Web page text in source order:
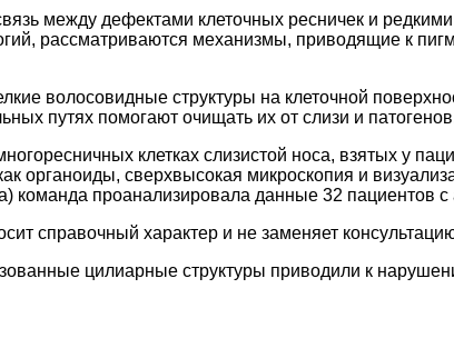
между дефектами клеточных ресничек и
рассматриваются механизмы, приводящие к
волосовидные структуры на клеточной
путях помогают очищать их от слизи и
клетках слизистой носа, взятых у
органоиды, сверхвысокая микроскопия и
команда проанализировала данные 32 пациентов
справочный характер и не заменяет
цилиарные структуры приводили к